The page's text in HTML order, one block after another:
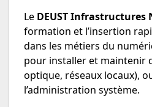
Le DEUST Infrastructures
formation et l’insertion
dans les métiers du
pour installer et maintenir
optique, réseaux locaux),
l’administration système.